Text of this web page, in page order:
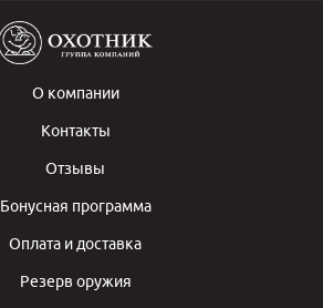
О компании
Контакты
Отзывы
Бонусная программа
Оплата и доставка
Резерв оружия